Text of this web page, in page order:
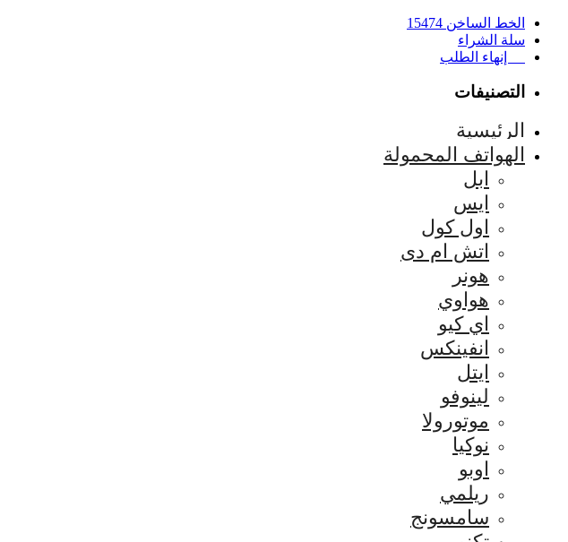
الخط الساخن 15474
سلة الشراء
إنهاء الطلب
التصنيفات
الرئيسية
الهواتف المحمولة
ابل
ايس
اول كول
اتش ام دى
هونر
هواوي
اي كيو
انفينكس
ايتل
لينوفو
موتورولا
نوكيا
اوبو
ريلمي
سامسونج